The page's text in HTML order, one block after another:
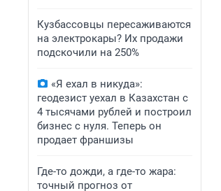
Кузбассовцы пересаживаются
на электрокары? Их продажи
подскочили на 250%
«Я ехал в никуда»:
геодезист уехал в Казахстан с
4 тысячами рублей и построил
бизнес с нуля. Теперь он
продает франшизы
Где-то дожди, а где-то жара:
точный прогноз от